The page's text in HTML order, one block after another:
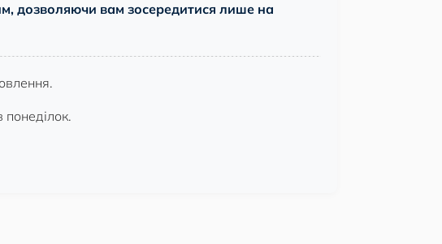
дозволяючи вам зосередитися лише на